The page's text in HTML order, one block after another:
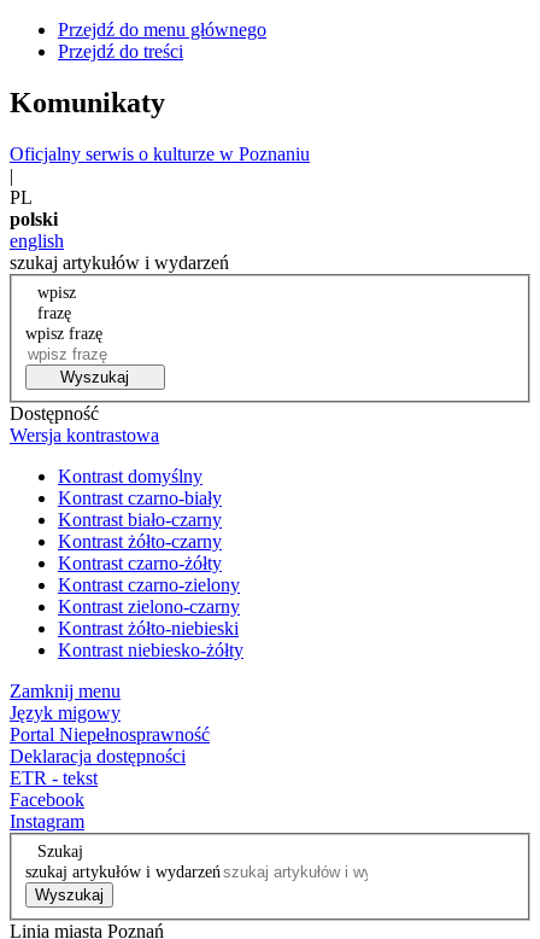
Przejdź do menu głównego
Przejdź do treści
Komunikaty
Oficjalny serwis o kulturze w Poznaniu
|
PL
polski
english
szukaj artykułów i wydarzeń
wpisz
frazę
wpisz frazę
Wyszukaj
Dostępność
Wersja kontrastowa
Kontrast domyślny
Kontrast czarno-biały
Kontrast biało-czarny
Kontrast żółto-czarny
Kontrast czarno-żółty
Kontrast czarno-zielony
Kontrast zielono-czarny
Kontrast żółto-niebieski
Kontrast niebiesko-żółty
Zamknij menu
Język migowy
Portal Niepełnosprawność
Deklaracja dostępności
ETR - tekst
Facebook
Instagram
Szukaj
szukaj artykułów i wydarzeń
Wyszukaj
Linia miasta Poznań